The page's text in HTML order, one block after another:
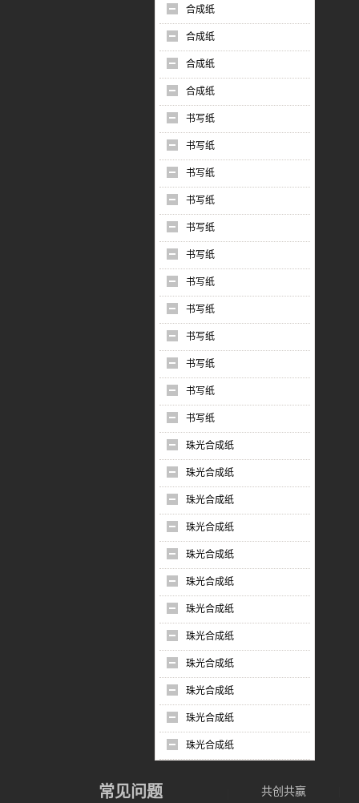
合成纸
合成纸
合成纸
合成纸
书写纸
书写纸
书写纸
书写纸
书写纸
书写纸
书写纸
书写纸
书写纸
书写纸
书写纸
书写纸
珠光合成纸
珠光合成纸
珠光合成纸
珠光合成纸
珠光合成纸
珠光合成纸
珠光合成纸
珠光合成纸
珠光合成纸
珠光合成纸
珠光合成纸
珠光合成纸
常见问题 共创共赢